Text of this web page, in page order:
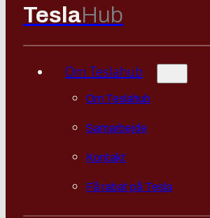
TeslaHub
Om Teslahub
Om Teslahub
Samarbejde
Kontakt
Få rabat på Tesla